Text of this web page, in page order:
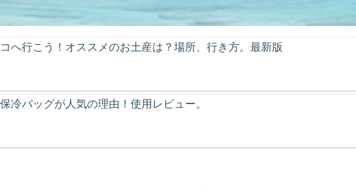
へ行こう！オススメのお土産は？場所、行き方。最新版
冷バッグが人気の理由！使用レビュー。